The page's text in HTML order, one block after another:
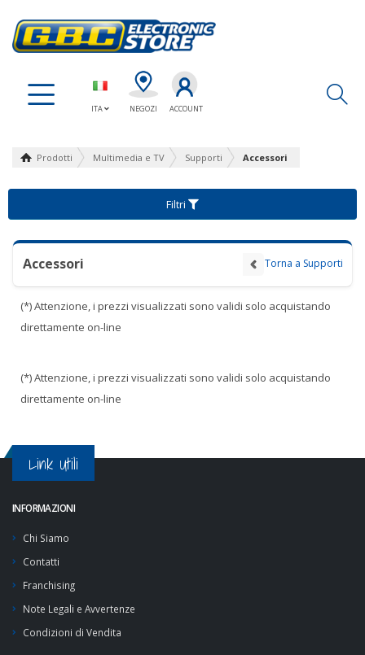
ITA NEGOZI ACCOUNT
Prodotti Multimedia e TV Supporti Accessori
Filtri
Accessori Torna a Supporti
(*) Attenzione, i prezzi visualizzati sono validi solo acquistando
direttamente on-line
(*) Attenzione, i prezzi visualizzati sono validi solo acquistando
direttamente on-line
Link Utili
INFORMAZIONI
Chi Siamo
Contatti
Franchising
Note Legali e Avvertenze
Condizioni di Vendita